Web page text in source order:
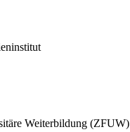
Weiterbildung (ZFUW)